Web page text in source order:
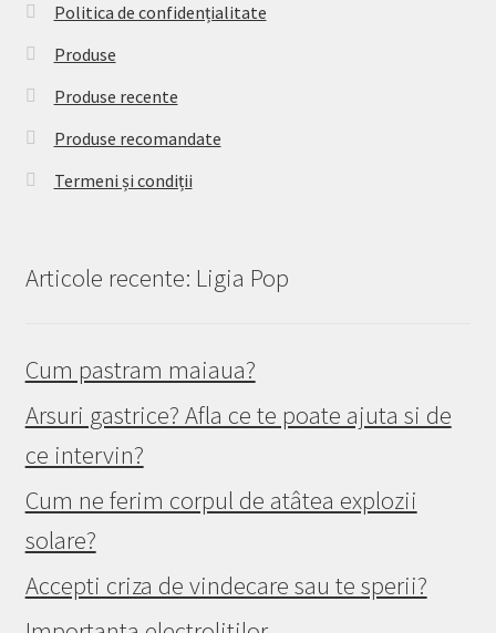
Politica de confidențialitate
Produse
Produse recente
Produse recomandate
Termeni și condiții
Articole recente: Ligia Pop
Cum pastram maiaua?
Arsuri gastrice? Afla ce te poate ajuta si de
ce intervin?
Cum ne ferim corpul de atâtea explozii
solare?
Accepti criza de vindecare sau te sperii?